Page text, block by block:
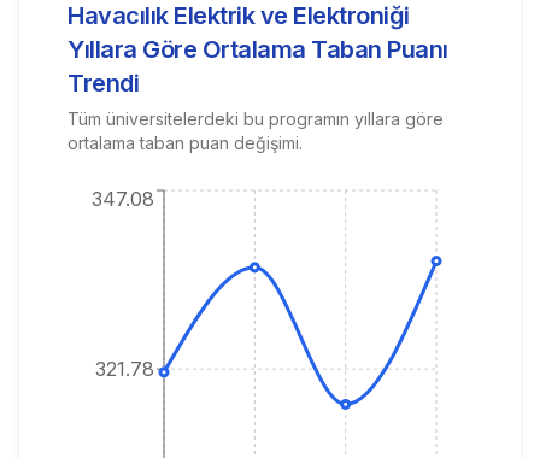
Havacılık Elektrik ve Elektroniği
Yıllara Göre Ortalama Taban Puanı
Trendi
Tüm üniversitelerdeki bu programın yıllara göre
ortalama taban puan değişimi.
321.78
347.08